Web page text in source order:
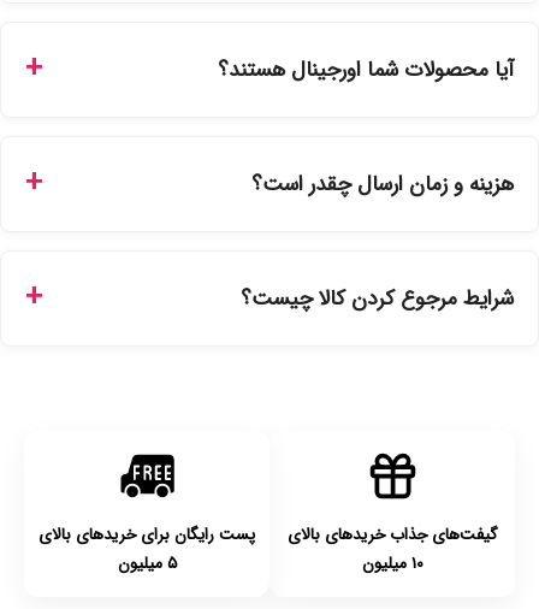
سفارشات در سایت، وضعیت لحظه‌ای مرسوله را مشاهده کنید.
آیا محصولات شما اورجینال هستند؟
نمایندگی‌های معتبر تهیه شده و دارای بچ‌کد قابل استعلام هستند.
هزینه و زمان ارسال چقدر است؟
انتخاب کنید و برای شهرستان‌ها بین یک الی ۳ روز کاری از طریق
شرایط مرجوع کردن کالا چیست؟
گیفت‌های جذاب خریدهای بالای
۱۰ میلیون
پست رایگان برای خریدهای بالای
۵ میلیون